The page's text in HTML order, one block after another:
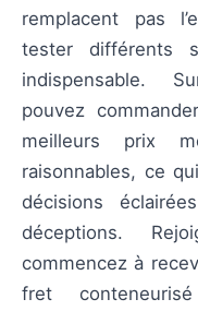
remplacent pas
tester différents
indispensable.
pouvez
meilleurs prix
raisonnables, ce
décisions
déceptions.
commencez à
fret